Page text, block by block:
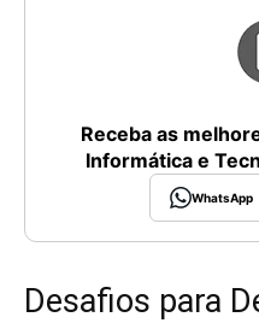
Receba as
Informática e
WhatsApp
Desafios para